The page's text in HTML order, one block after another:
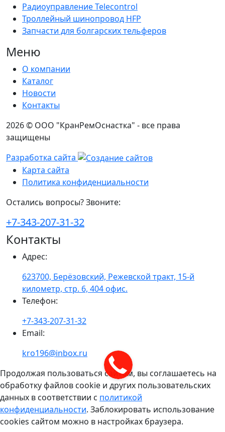
Радиоуправление Telecontrol
Троллейный шинопровод HFP
Запчасти для болгарских тельферов
Меню
О компании
Каталог
Новости
Контакты
2026 © ООО "КранРемОснастка" - все права
защищены
Разработка сайта
Карта сайта
Политика конфиденциальности
Остались вопросы? Звоните:
+7-343-207-31-32
Контакты
Адрес:
623700, Берёзовский, Режевской тракт, 15-й
километр, стр. 6, 404 офис.
Телефон:
+7-343-207-31-32
Email:
kro196@inbox.ru
Продолжая пользоваться сайтом, вы соглашаетесь на
обработку файлов cookie и других пользовательских
данных в соответствии с политикой
конфиденциальности. Заблокировать использование
cookies сайтом можно в настройках браузера.